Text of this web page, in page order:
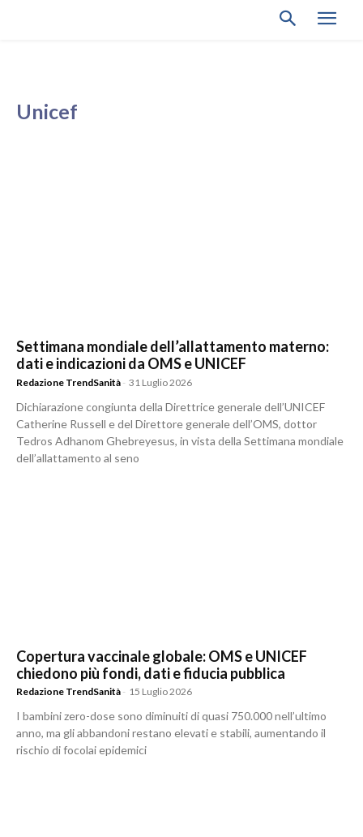
Unicef
Settimana mondiale dell’allattamento materno:
dati e indicazioni da OMS e UNICEF
Redazione TrendSanità - 31 Luglio 2026
Dichiarazione congiunta della Direttrice generale dell’UNICEF
Catherine Russell e del Direttore generale dell’OMS, dottor
Tedros Adhanom Ghebreyesus, in vista della Settimana mondiale
dell’allattamento al seno
Copertura vaccinale globale: OMS e UNICEF
chiedono più fondi, dati e fiducia pubblica
Redazione TrendSanità - 15 Luglio 2026
I bambini zero-dose sono diminuiti di quasi 750.000 nell’ultimo
anno, ma gli abbandoni restano elevati e stabili, aumentando il
rischio di focolai epidemici